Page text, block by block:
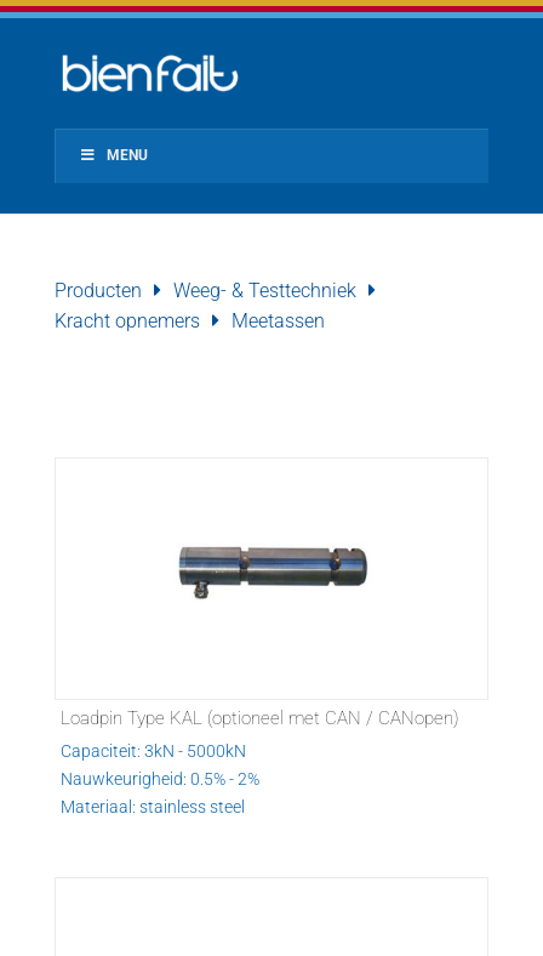
MENU
Producten
Weeg- & Testtechniek
Kracht opnemers
Meetassen
Loadpin Type KAL (optioneel met CAN / CANopen)
Capaciteit: 3kN - 5000kN
Nauwkeurigheid: 0.5% - 2%
Materiaal: stainless steel